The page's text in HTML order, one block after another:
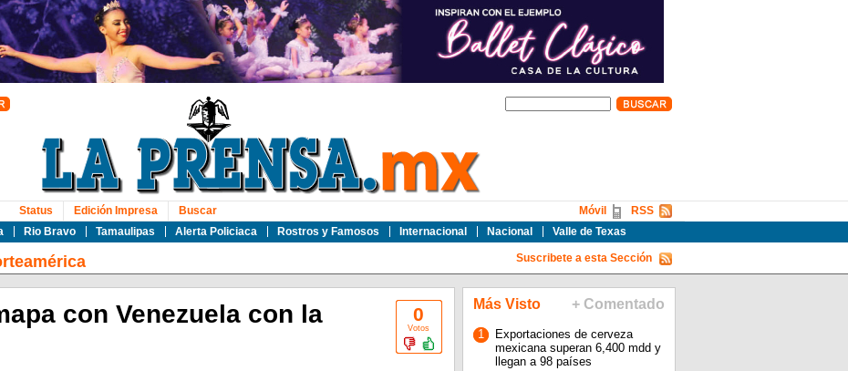
Rio Bravo Tamaulipas Alerta Policiaca Rostros y Famosos Internacional Nacional Valle de Texas
Status Edición Impresa Buscar RSS
Móvil
Suscribete a esta Sección
0
Votos
con Venezuela con la
Más Visto + Comentado
1
Exportaciones de cerveza
mexicana superan 6,400 mdd y
llegan a 98 países